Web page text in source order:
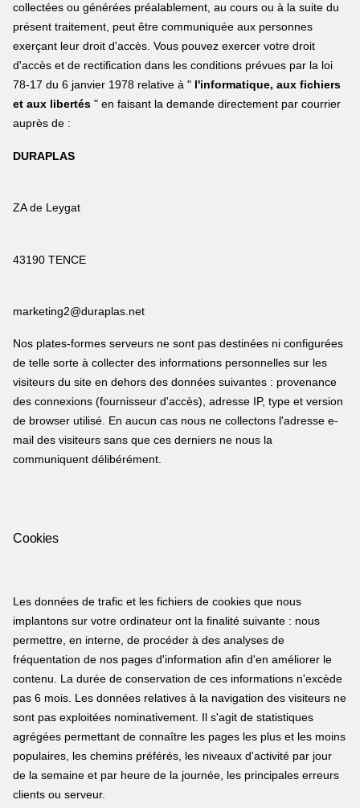
collectées ou générées préalablement, au cours ou à la suite du
présent traitement, peut être communiquée aux personnes
exerçant leur droit d'accès. Vous pouvez exercer votre droit
d'accès et de rectification dans les conditions prévues par la loi
78-17 du 6 janvier 1978 relative à " l'informatique, aux fichiers
et aux libertés " en faisant la demande directement par courrier
auprès de :
DURAPLAS
ZA de Leygat
43190 TENCE
marketing2@duraplas.net
Nos plates-formes serveurs ne sont pas destinées ni configurées
de telle sorte à collecter des informations personnelles sur les
visiteurs du site en dehors des données suivantes : provenance
des connexions (fournisseur d'accès), adresse IP, type et version
de browser utilisé. En aucun cas nous ne collectons l'adresse e-
mail des visiteurs sans que ces derniers ne nous la
communiquent délibérément.
Cookies
Les données de trafic et les fichiers de cookies que nous
implantons sur votre ordinateur ont la finalité suivante : nous
permettre, en interne, de procéder à des analyses de
fréquentation de nos pages d'information afin d'en améliorer le
contenu. La durée de conservation de ces informations n'excède
pas 6 mois. Les données relatives à la navigation des visiteurs ne
sont pas exploitées nominativement. Il s'agit de statistiques
agrégées permettant de connaître les pages les plus et les moins
populaires, les chemins préférés, les niveaux d'activité par jour
de la semaine et par heure de la journée, les principales erreurs
clients ou serveur.